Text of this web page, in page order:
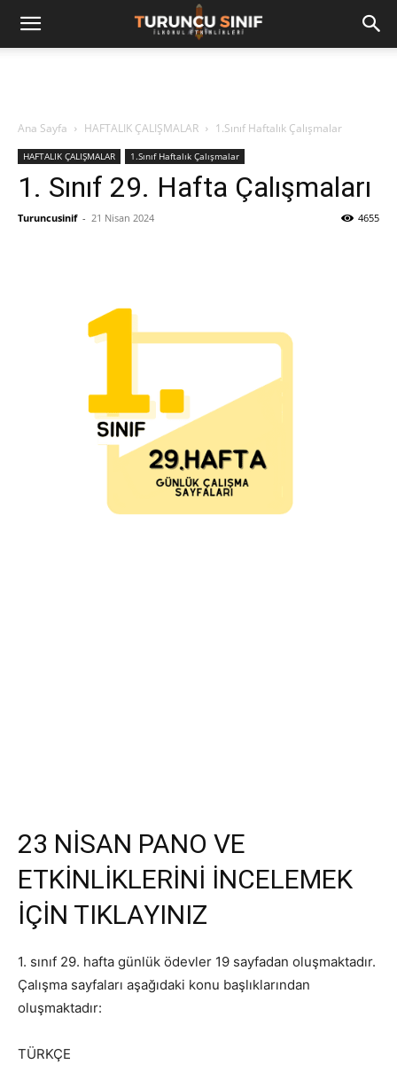
Ana Sayfa HAFTALIK ÇALIŞMALAR 1.Sınıf Haftalık Çalışmalar
HAFTALIK ÇALIŞMALAR 1.Sınıf Haftalık Çalışmalar
1. Sınıf 29. Hafta Çalışmaları
Turuncusinif - 21 Nisan 2024 4655
23 NİSAN PANO VE
ETKİNLİKLERİNİ İNCELEMEK
İÇİN TIKLAYINIZ
1. sınıf 29. hafta günlük ödevler 19 sayfadan oluşmaktadır.
Çalışma sayfaları aşağıdaki konu başlıklarından
oluşmaktadır:
TÜRKÇE